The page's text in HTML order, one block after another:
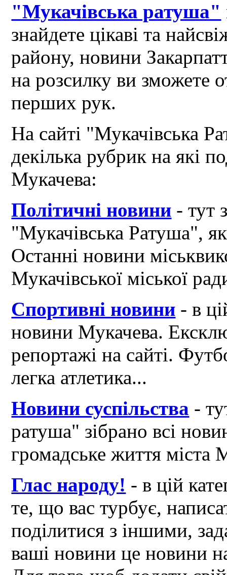
"Мукачівська ратуша"
знайдете цікаві та
району, новини
на розсилку ви зможете
перших рук.
На сайті "Мукачівська
декілька рубрик на які
Мукачева:
Політичні новини - тут
"Мукачівська Ратуша",
Останні новини
Мукачівської міської
Спортивні новини - в
новини Мукачева.
репортажі на сайті.
легка атлетика...
Новини суспільства -
ратуша" зібрано всі
громадське життя міста
Глас народу! - в цій
те, що вас турбує,
поділитися з іншими,
ваші новини це новини